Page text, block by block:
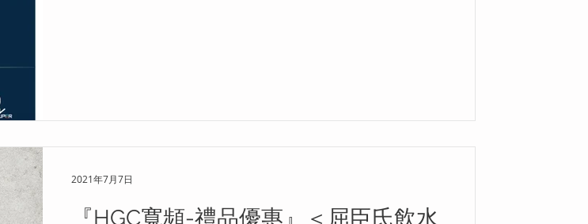
『HGC寬頻-禮品優惠』＜屈臣氏飲水
2021年7月7日